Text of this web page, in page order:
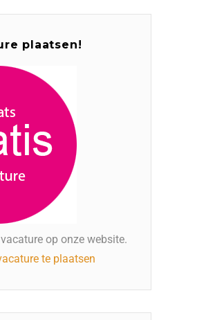
plaatsen!
op onze website.
te plaatsen